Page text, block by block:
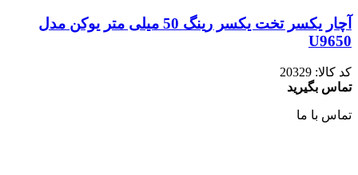
آچار یکسر تخت یکسر رینگ 50 میلی متر یوکن مدل
U9650
کد کالا: 20329
تماس بگیرید
تماس با ما